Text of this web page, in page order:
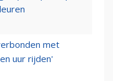
met
uur rijden'